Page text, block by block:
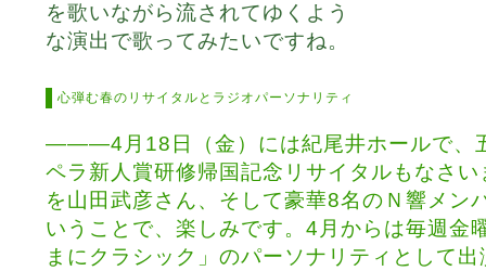
を歌いながら流されてゆくよう
な演出で歌ってみたいですね。
心弾む春のリサイタルとラジオパーソナリティ
―――4月18日（金）には紀尾井ホールで、
ペラ新人賞研修帰国記念リサイタルもなさ
を山田武彦さん、そして豪華8名のＮ響メン
いうことで、楽しみです。4月からは毎週金
まにクラシック」のパーソナリティとして